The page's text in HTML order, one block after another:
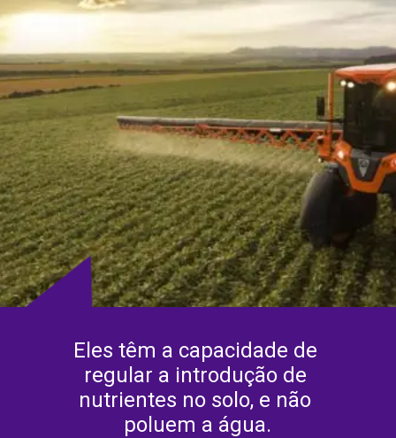
Eles têm a capacidade de
regular a introdução de
nutrientes no solo, e não
poluem a água.